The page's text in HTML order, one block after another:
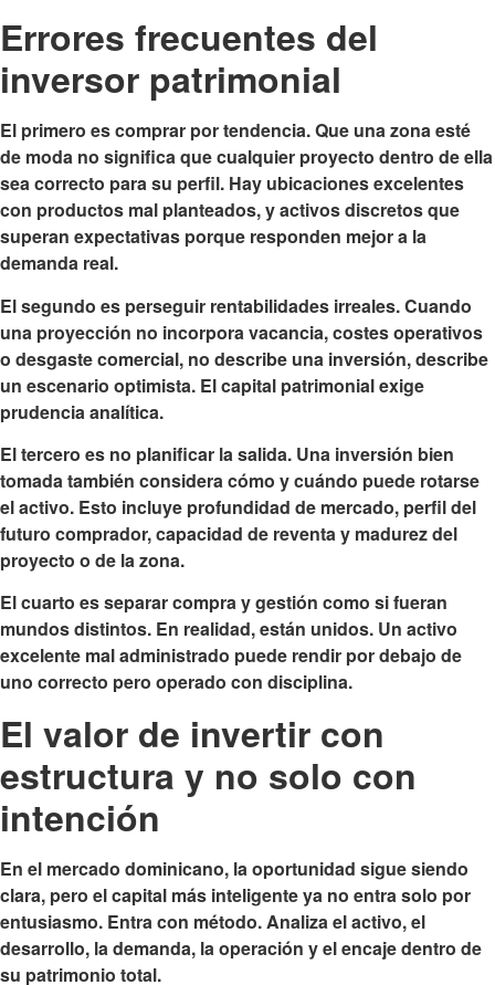
Errores frecuentes del
inversor patrimonial
El primero es comprar por tendencia. Que una zona esté
de moda no significa que cualquier proyecto dentro de ella
sea correcto para su perfil. Hay ubicaciones excelentes
con productos mal planteados, y activos discretos que
superan expectativas porque responden mejor a la
demanda real.
El segundo es perseguir rentabilidades irreales. Cuando
una proyección no incorpora vacancia, costes operativos
o desgaste comercial, no describe una inversión, describe
un escenario optimista. El capital patrimonial exige
prudencia analítica.
El tercero es no planificar la salida. Una inversión bien
tomada también considera cómo y cuándo puede rotarse
el activo. Esto incluye profundidad de mercado, perfil del
futuro comprador, capacidad de reventa y madurez del
proyecto o de la zona.
El cuarto es separar compra y gestión como si fueran
mundos distintos. En realidad, están unidos. Un activo
excelente mal administrado puede rendir por debajo de
uno correcto pero operado con disciplina.
El valor de invertir con
estructura y no solo con
intención
En el mercado dominicano, la oportunidad sigue siendo
clara, pero el capital más inteligente ya no entra solo por
entusiasmo. Entra con método. Analiza el activo, el
desarrollo, la demanda, la operación y el encaje dentro de
su patrimonio total.